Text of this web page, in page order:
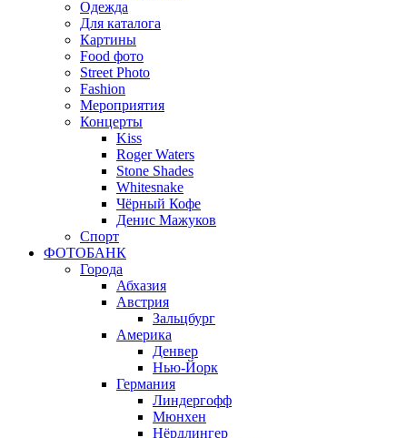
Одежда
Для каталога
Картины
Food фото
Street Photo
Fashion
Мероприятия
Концерты
Kiss
Roger Waters
Stone Shades
Whitesnake
Чёрный Кофе
Денис Мажуков
Спорт
ФОТОБАНК
Города
Абхазия
Австрия
Зальцбург
Америка
Денвер
Нью-Йорк
Германия
Линдергофф
Мюнхен
Нёрдлингер